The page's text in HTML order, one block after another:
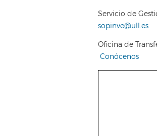
Servicio de
sopinve@ull.es
Oficina de
Conócenos